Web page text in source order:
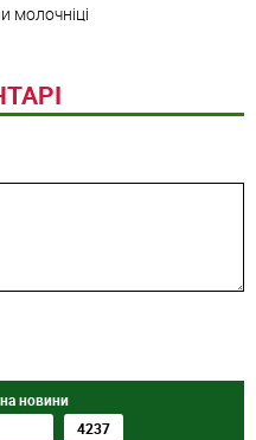
молочніці
новини